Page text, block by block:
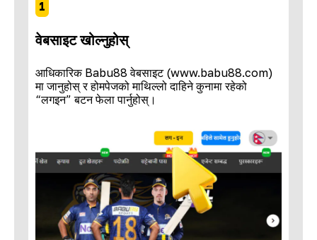
1
वेबसाइट खोल्नुहोस्
आधिकारिक Babu88 वेबसाइट (www.babu88.com)
मा जानुहोस् र होमपेजको माथिल्लो दाहिने कुनामा रहेको
“लगइन” बटन फेला पार्नुहोस्।